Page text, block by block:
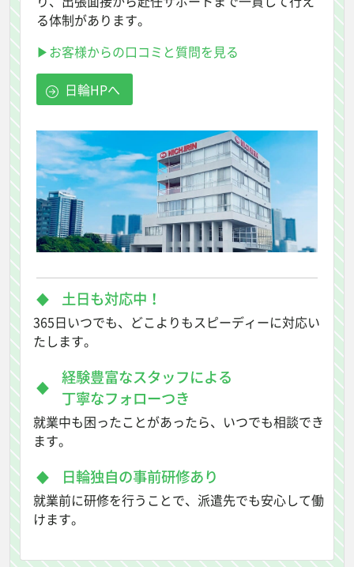
る体制があります。
▶お客様からの口コミと質問を見る
日輪HPへ
土日も対応中！
365日いつでも、どこよりもスピーディーに対応い
たします。
経験豊富なスタッフによる
丁寧なフォローつき
就業中も困ったことがあったら、いつでも相談でき
ます。
日輪独自の事前研修あり
就業前に研修を行うことで、派遣先でも安心して働
けます。